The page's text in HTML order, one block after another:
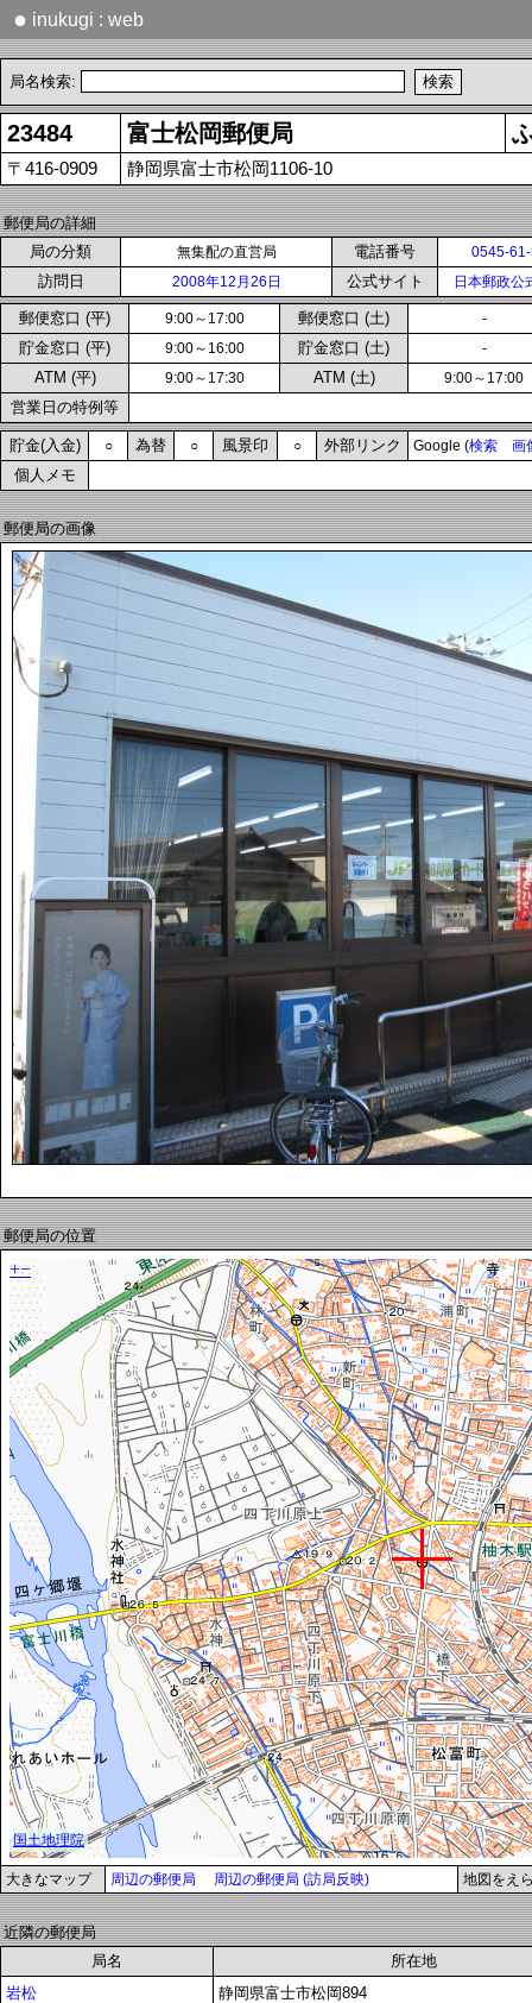
● inukugi : web
局名検索:
23484 富士松岡郵便局
〒416-0909 静岡県富士市松岡1106-10
郵便局の詳細
局の分類
無集配の直営局 電話番号 0545-
訪問日 2008年12月26日 公式サイト 日本郵政公
郵便窓口 (平) 9:00～17:00 郵便窓口 (土) -
貯金窓口 (平) 9:00～16:00 貯金窓口 (土) -
ATM (平) 9:00～17:30 ATM (土) 9:00～17:00
営業日の特例等
貯金(入金) ○ 為替 ○ 風景印 ○ 外部リンク Google (検索 画
個人メモ
郵便局の画像
郵便局の位置
大きなマップ 周辺の郵便局 周辺の郵便局 (訪局反映) 地図をえ
近隣の郵便局
局名
所在地
岩松
静岡県富士市松岡894